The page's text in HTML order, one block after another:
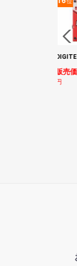
位
販売
円